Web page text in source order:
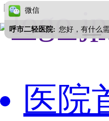
医院
微信
呼市二轻医院: 您好，有什么